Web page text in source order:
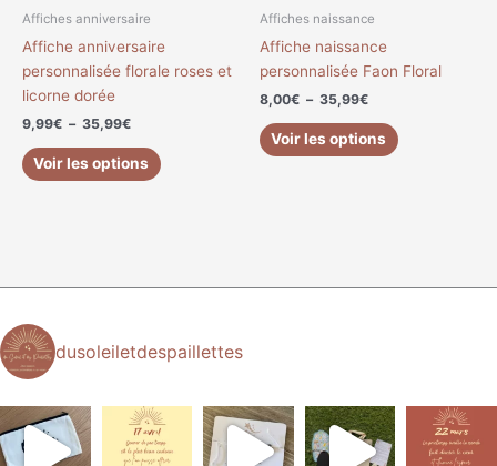
Affiches anniversaire
Affiche anniversaire
personnalisée florale roses et
licorne dorée
9,99€ – 35,99€
Voir les options
la
Affiches naissance
Affiche naissance
personnalisée Faon Floral
8,00€ – 35,99€
Voir les options
la
produit
dusoleiletdespaillettes